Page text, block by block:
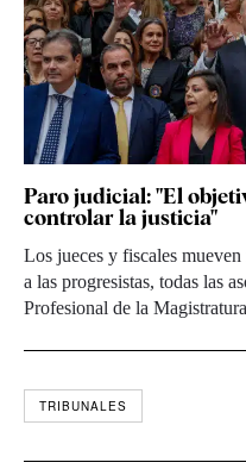
Paro judicial: "El
controlar la justicia"
Los jueces y fiscales
a las progresistas, todas las
Profesional de la
TRIBUNALES